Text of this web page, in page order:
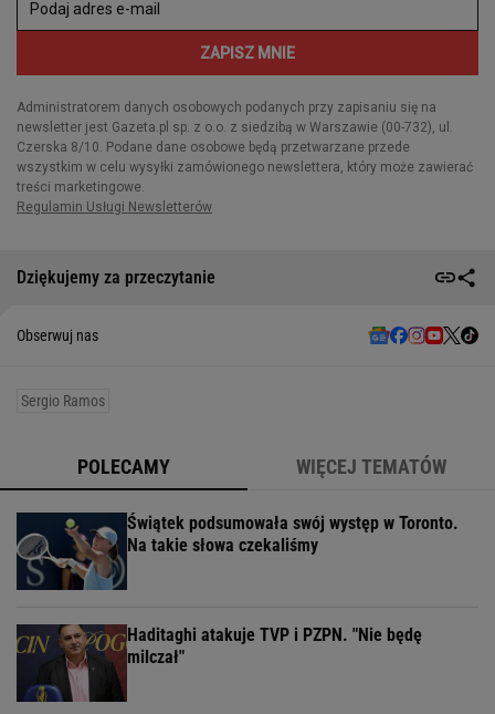
Dziękujemy za przeczytanie
Obserwuj nas
Sergio Ramos
POLECAMY WIĘCEJ TEMATÓW
Świątek podsumowała swój występ w Toronto.
Na takie słowa czekaliśmy
Haditaghi atakuje TVP i PZPN. "Nie będę
milczał"